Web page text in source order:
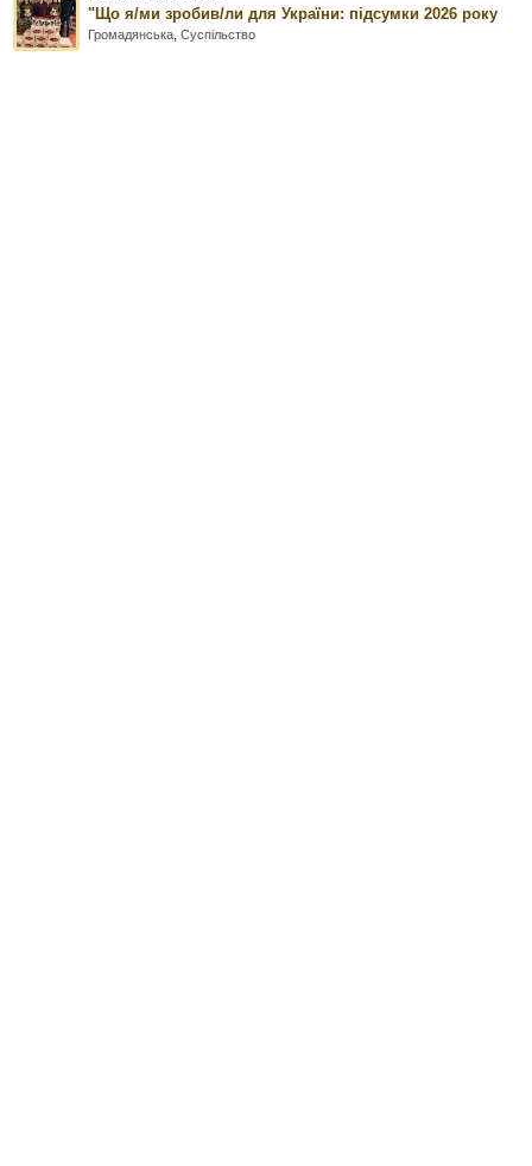
"Що я/ми зробив/ли для України: підсумки 2026 року
Громадянська ,Суспільство